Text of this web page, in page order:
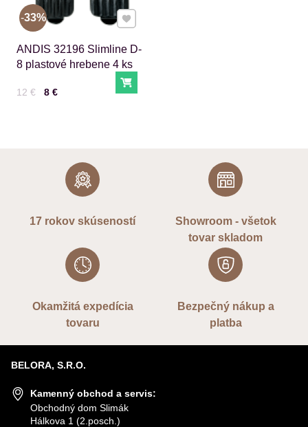
ANDIS 32196 Slimline D-
8 plastové hrebene 4 ks
Cena s DPH
8 €
Pred zľavou:
12 € Do košíka
33% Pridať k Obľúbeným
17 rokov skúseností
Showroom - všetok
tovar skladom
Okamžitá expedícia
tovaru
Bezpečný nákup a
platba
BELORA, S.R.O.
Kamenný obchod a servis:
Obchodný dom Slimák
Hálkova 1 (2.posch.)